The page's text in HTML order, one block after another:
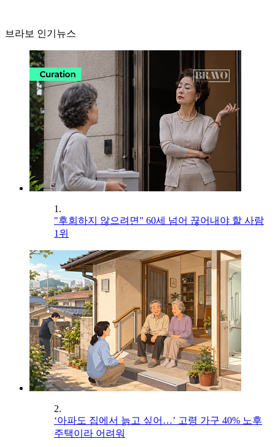
브라보 인기뉴스
1.
"후회하지 않으려면" 60세 넘어 끊어내야 할 사람
1위
2.
‘아파도 집에서 늙고 싶어…’ 고령 가구 40% 노후
주택이라 어려워